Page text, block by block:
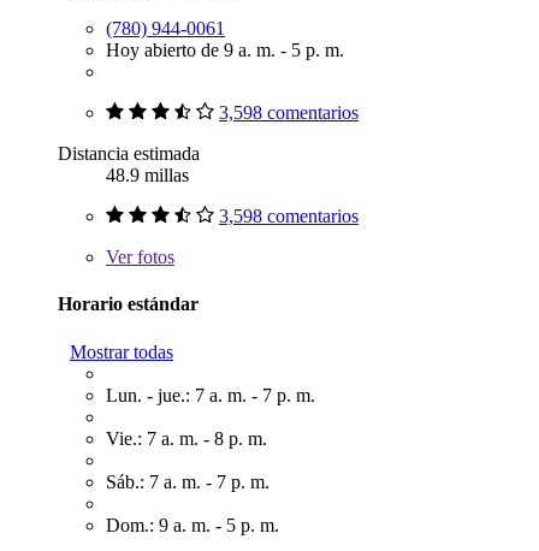
(780) 944-0061
Hoy abierto de 9 a. m. - 5 p. m.
3,598 comentarios
Distancia estimada
48.9 millas
3,598 comentarios
Verfotos
Horario estándar
Mostrar todas
Lun. - jue.: 7 a. m. - 7 p. m.
Vie.: 7 a. m. - 8 p. m.
Sáb.: 7 a. m. - 7 p. m.
Dom.: 9 a. m. - 5 p. m.